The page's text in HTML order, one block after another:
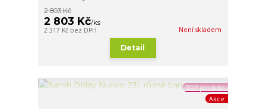
2 803 Kč
2 803 Kč/ks
2 317 Kč bez DPH Není skladem
Detail
TOP produkt
Akce